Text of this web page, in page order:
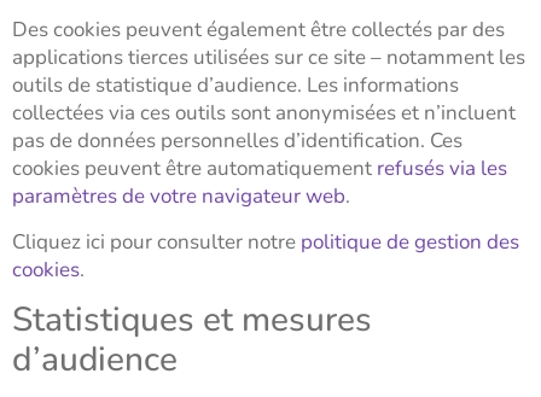
Des cookies peuvent également être collectés par des
applications tierces utilisées sur ce site – notamment les
outils de statistique d’audience. Les informations
collectées via ces outils sont anonymisées et n’incluent
pas de données personnelles d’identification. Ces
cookies peuvent être automatiquement refusés via les
paramètres de votre navigateur web.
Cliquez ici pour consulter notre politique de gestion des
cookies.
Statistiques et mesures
d’audience